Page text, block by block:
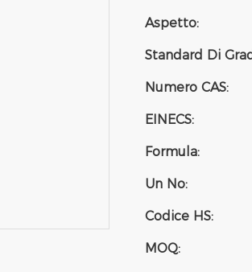
Aspetto:
Standard Di
Numero CAS:
EINECS:
Formula:
Un No:
Codice HS:
MOQ: